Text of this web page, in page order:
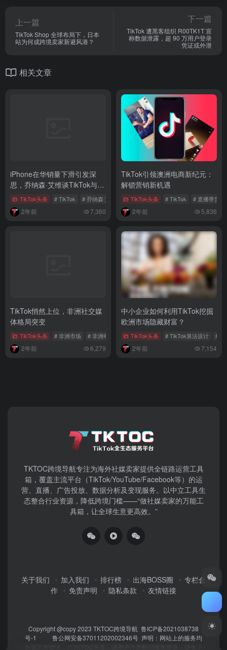
上一篇
TikTok Shop 全球布局下，日本
站为何成跨境卖家新避风港？
下一篇
TikTok 遭黑客组织 R00TK1T 宣
称数据泄露，超 90 万用户登录
凭证或外泄
相关文章
iPhone在华销量下滑引发深
思，乔纳森·艾维谈TikTok与科
技生活
TikTok头条 # TikTok # 乔纳森·艾维 # iPhone中国市场销量
2年前 7,360
TikTok引领澳洲电商新纪元：
解锁营销新机遇
TikTok头条 # TikTok # 直播带货
2年前 5,836
TikTok悄然上位，非洲社交媒
体格局突变
TikTok头条 # 非洲市场 # 非洲电商 # 非洲社交媒体
2年前 6,279
中小企业如何利用TikTok挖掘
欧洲市场隐藏财富？
TikTok头条 # TikTok算法设计 #
2年前 7,154
TKTOC跨境导航​专注为海外社媒卖家提供全链路运营工具
箱，覆盖主流平台（TikTok/YouTube/Facebook等）​的运
营、直播、广告投放、数据分析及变现服务。以中立工具生
态整合行业资源，降低跨境门槛——“做社媒卖家的万能工
具箱，让全球生意更高效。”
关于我们 加入我们 排行榜 出海BOSS圈
专栏合
作
免责声明 隐私条款 友情链接
Copyright @copy 2023 TKTOC跨境导航 鲁ICP备2021038738
号-1
鲁公网安备37011202002346号 声明：网站上的服务均